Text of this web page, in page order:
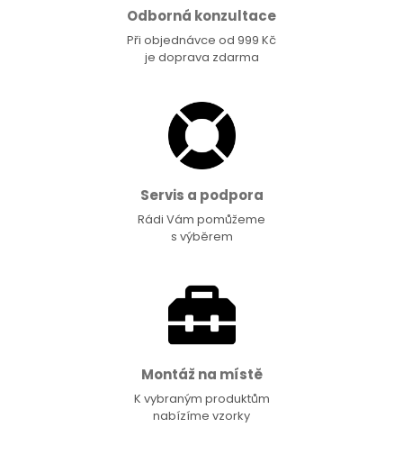
Odborná konzultace
Při objednávce od 999 Kč
je doprava zdarma
Servis a podpora
Rádi Vám pomůžeme
s výběrem
Montáž na místě
K vybraným produktům
nabízíme vzorky